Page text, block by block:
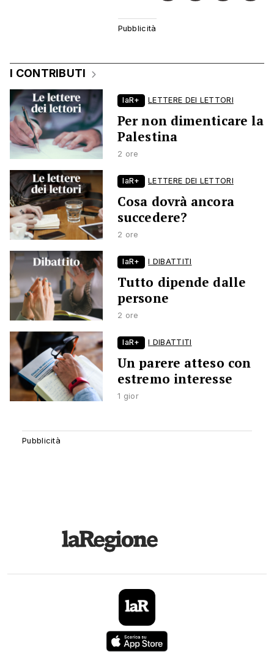
I CONTRIBUTI
laR+ LETTERE DEI LETTORI
Per non dimenticare la
Palestina
2 ore
laR+ LETTERE DEI LETTORI
Cosa dovrà ancora
succedere?
2 ore
laR+ I DIBATTITI
Tutto dipende dalle
persone
2 ore
laR+ I DIBATTITI
Un parere atteso con
estremo interesse
1 gior